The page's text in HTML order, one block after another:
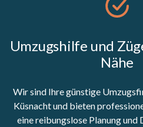
Umzugshilfe und
Nähe
Wir sind Ihre günstige
Küsnacht und bieten
eine reibungslose Planung und